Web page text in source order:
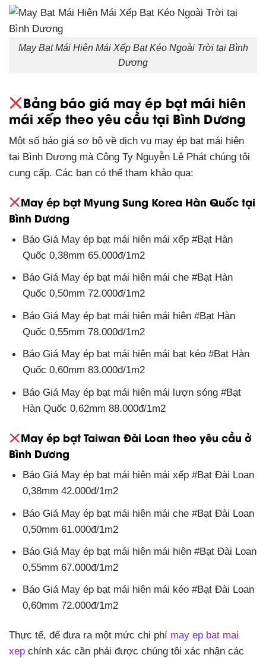
May Bạt Mái Hiên Mái Xếp Bạt Kéo Ngoài Trời tại Bình
Dương
Bảng báo giá may ép bạt mái hiên
mái xếp theo yêu cầu tại Bình Dương
Một số báo giá sơ bộ về dịch vụ may ép bạt mái hiên
tại Bình Dương mà Công Ty Nguyễn Lê Phát chúng tôi
cung cấp. Các bạn có thể tham khảo qua:
May ép bạt Myung Sung Korea Hàn Quốc tại
Bình Dương
Báo Giá May ép bạt mái hiên mái xếp #Bạt Hàn
Quốc 0,38mm 65.000đ/1m2
Báo Giá May ép bạt mái hiên mái che #Bạt Hàn
Quốc 0,50mm 72.000đ/1m2
Báo Giá May ép bạt mái hiên mái hiên #Bạt Hàn
Quốc 0,55mm 78.000đ/1m2
Báo Giá May ép bạt mái hiên mái bạt kéo #Bạt Hàn
Quốc 0,60mm 83.000đ/1m2
Báo Giá May ép bạt mái hiên mái lượn sóng #Bạt
Hàn Quốc 0,62mm 88.000đ/1m2
May ép bạt Taiwan Đài Loan theo yêu cầu ở
Bình Dương
Báo Giá May ép bạt mái hiên mái xếp #Bạt Đài Loan
0,38mm 42.000đ/1m2
Báo Giá May ép bạt mái hiên mái che #Bạt Đài Loan
0,50mm 61.000đ/1m2
Báo Giá May ép bạt mái hiên mái hiên #Bạt Đài Loan
0,55mm 67.000đ/1m2
Báo Giá May ép bạt mái hiên mái kéo #Bạt Đài Loan
0,60mm 72.000đ/1m2
Thực tế, để đưa ra một mức chi phí may ep bat mai
xep chính xác cần phải được chúng tôi xác nhận các